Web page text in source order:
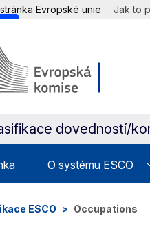
Evropské unie Jak to
dovedností/
O systému ESCO
ESCO Occupations